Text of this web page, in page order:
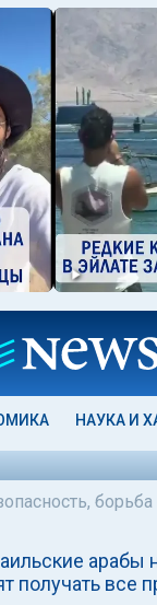
НАУКА И
арабы
получать все